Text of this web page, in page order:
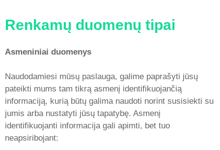
Renkamų duomenų tipai
Asmeniniai duomenys
Naudodamiesi mūsų paslauga, galime paprašyti jūsų
pateikti mums tam tikrą asmenį identifikuojančią
informaciją, kurią būtų galima naudoti norint susisiekti su
jumis arba nustatyti jūsų tapatybę. Asmenį
identifikuojanti informacija gali apimti, bet tuo
neapsiribojant: